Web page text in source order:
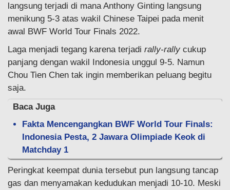
langsung terjadi di mana Anthony Ginting langsung
menikung 5-3 atas wakil Chinese Taipei pada menit
awal BWF World Tour Finals 2022.
Laga menjadi tegang karena terjadi rally-rally cukup
panjang dengan wakil Indonesia unggul 9-5. Namun
Chou Tien Chen tak ingin memberikan peluang begitu
saja.
Baca Juga
Fakta Mencengangkan BWF World Tour Finals:
Indonesia Pesta, 2 Jawara Olimpiade Keok di
Matchday 1
Peringkat keempat dunia tersebut pun langsung tancap
gas dan menyamakan kedudukan menjadi 10-10. Meski